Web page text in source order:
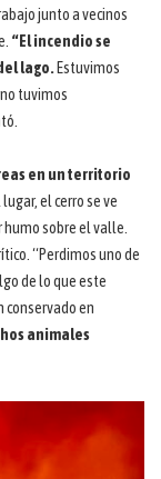
junto a vecinos
“El incendio se
lago. Estuvimos
tuvimos
en un territorio
el cerro se ve
sobre el valle.
“Perdimos uno de
de lo que este
en
animales